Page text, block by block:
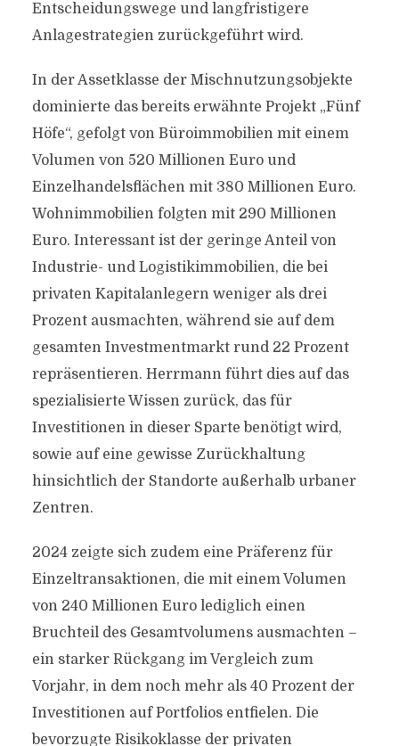
Entscheidungswege und langfristigere
Anlagestrategien zurückgeführt wird.
In der Assetklasse der Mischnutzungsobjekte
dominierte das bereits erwähnte Projekt „Fünf
Höfe“, gefolgt von Büroimmobilien mit einem
Volumen von 520 Millionen Euro und
Einzelhandelsflächen mit 380 Millionen Euro.
Wohnimmobilien folgten mit 290 Millionen
Euro. Interessant ist der geringe Anteil von
Industrie- und Logistikimmobilien, die bei
privaten Kapitalanlegern weniger als drei
Prozent ausmachten, während sie auf dem
gesamten Investmentmarkt rund 22 Prozent
repräsentieren. Herrmann führt dies auf das
spezialisierte Wissen zurück, das für
Investitionen in dieser Sparte benötigt wird,
sowie auf eine gewisse Zurückhaltung
hinsichtlich der Standorte außerhalb urbaner
Zentren.
2024 zeigte sich zudem eine Präferenz für
Einzeltransaktionen, die mit einem Volumen
von 240 Millionen Euro lediglich einen
Bruchteil des Gesamtvolumens ausmachten –
ein starker Rückgang im Vergleich zum
Vorjahr, in dem noch mehr als 40 Prozent der
Investitionen auf Portfolios entfielen. Die
bevorzugte Risikoklasse der privaten